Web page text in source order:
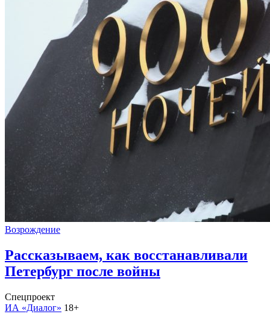
Возрождение
Рассказываем, как восстанавливали
Петербург после войны
Спецпроект
ИА «Диалог» 18+